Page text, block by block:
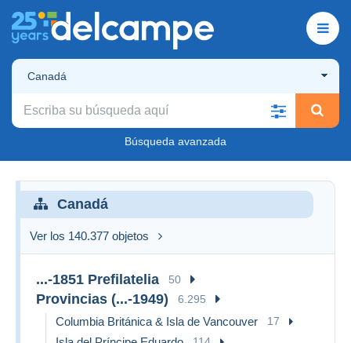
Canadá
Búsqueda avanzada
Canadá
Ver los 140.377 objetos
...-1851 Prefilatelia 50
Provincias (...-1949) 6.295
Columbia Británica & Isla de Vancouver 17